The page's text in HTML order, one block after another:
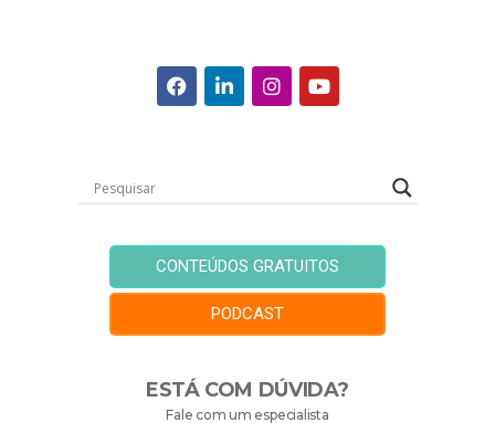
CONTEÚDOS GRATUITOS
PODCAST
ESTÁ COM DÚVIDA?
Fale com um especialista